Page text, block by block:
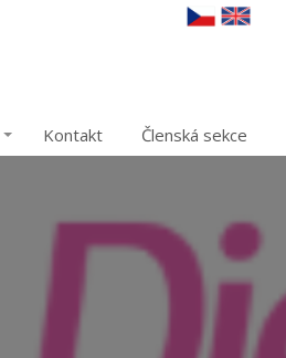
Kontakt Členská sekce